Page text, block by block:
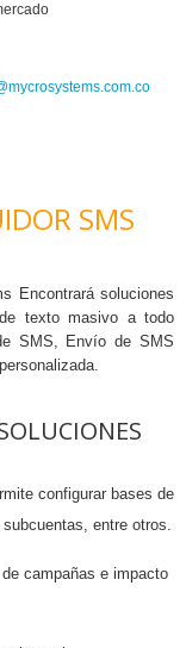
SMS
Encontrará soluciones
texto masivo a todo
SMS, Envío de SMS
configurar bases de
entre otros.
campañas e impacto